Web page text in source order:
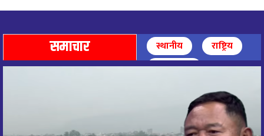
७
८ महिना अघि
८
आज पाथिभारा माताको दर्शन गरि, दिनको सुरुवात गर्दै,
आज माताभगवती जगज्जननी पाथिभरादेवीको दर्शन गरि
समाचार स्थानीय
राष्ट्रिय
अन्तर्राष्ट्रिय